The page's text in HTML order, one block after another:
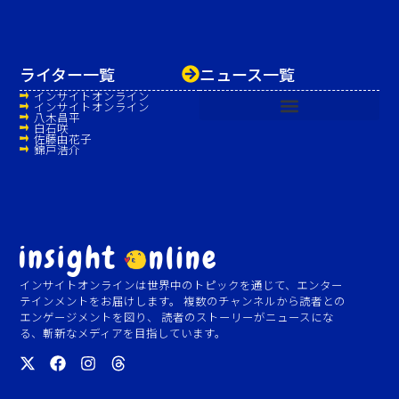
インサイトオンラインは世界中のトピックを通じて、エンター
テインメントをお届けします。 複数のチャンネルから読者との
エンゲージメントを図り、 読者のストーリーがニュースにな
る、斬新なメディアを目指しています。
ニュース一覧
ライター一覧
インサイトオンライン
インサイトオンライン
八木昌平
白石咲
佐藤由花子
錦戸浩介